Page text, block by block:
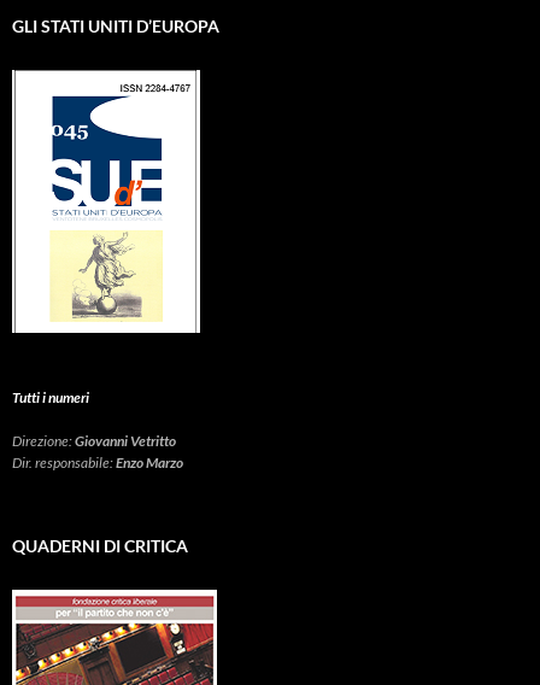
GLI STATI UNITI D’EUROPA
Tutti i numeri
Direzione:Giovanni Vetritto
Dir. responsabile:Enzo Marzo
QUADERNI DI CRITICA